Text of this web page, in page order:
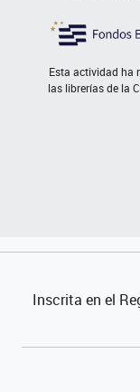
Esta actividad ha
las librerías de la
Inscrita en el